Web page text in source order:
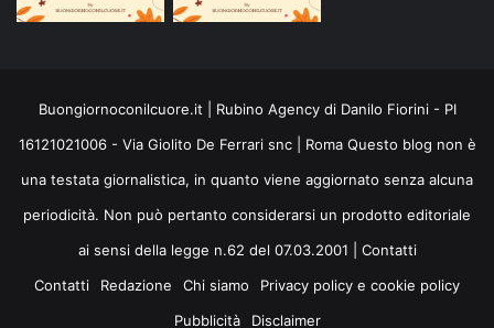
Buongiornoconilcuore.it | Rubino Agency di Danilo Fiorini - PI
16121021006 - Via Giolito De Ferrari snc | Roma Questo blog non è
una testata giornalistica, in quanto viene aggiornato senza alcuna
periodicità. Non può pertanto considerarsi un prodotto editoriale
ai sensi della legge n.62 del 07.03.2001 | Contatti
Contatti
Redazione Chi siamo
Privacy policy e cookie policy
Pubblicità
Disclaimer